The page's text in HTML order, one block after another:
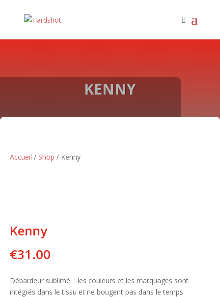
KENNY
Accueil / Shop / Kenny
Kenny
€31.00
Débardeur sublimé : les couleurs et les marquages sont
intégrés dans le tissu et ne bougent pas dans le temps